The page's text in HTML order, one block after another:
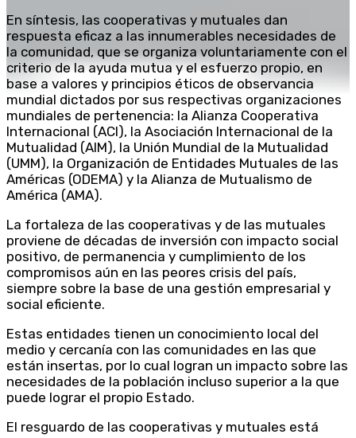
En síntesis, las cooperativas y mutuales dan
respuesta eficaz a las innumerables necesidades de
la comunidad, que se organiza voluntariamente con el
criterio de la ayuda mutua y el esfuerzo propio, en
base a valores y principios éticos de observancia
mundial dictados por sus respectivas organizaciones
mundiales de pertenencia: la Alianza Cooperativa
Internacional (ACI), la Asociación Internacional de la
Mutualidad (AIM), la Unión Mundial de la Mutualidad
(UMM), la Organización de Entidades Mutuales de las
Américas (ODEMA) y la Alianza de Mutualismo de
América (AMA).
La fortaleza de las cooperativas y de las mutuales
proviene de décadas de inversión con impacto social
positivo, de permanencia y cumplimiento de los
compromisos aún en las peores crisis del país,
siempre sobre la base de una gestión empresarial y
social eficiente.
Estas entidades tienen un conocimiento local del
medio y cercanía con las comunidades en las que
están insertas, por lo cual logran un impacto sobre las
necesidades de la población incluso superior a la que
puede lograr el propio Estado.
El resguardo de las cooperativas y mutuales está